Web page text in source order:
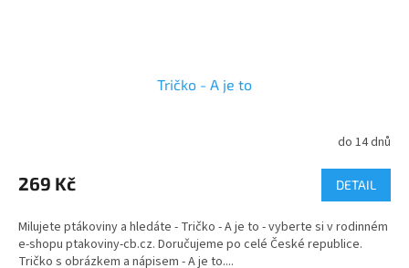
Tričko - A je to
produktu
je
z
5
do 14 dnů
269 Kč DETAIL
Milujete ptákoviny a hledáte - Tričko - A je to - vyberte si v rodinném
e-shopu ptakoviny-cb.cz. Doručujeme po celé České republice.
Tričko s obrázkem a nápisem - A je to....